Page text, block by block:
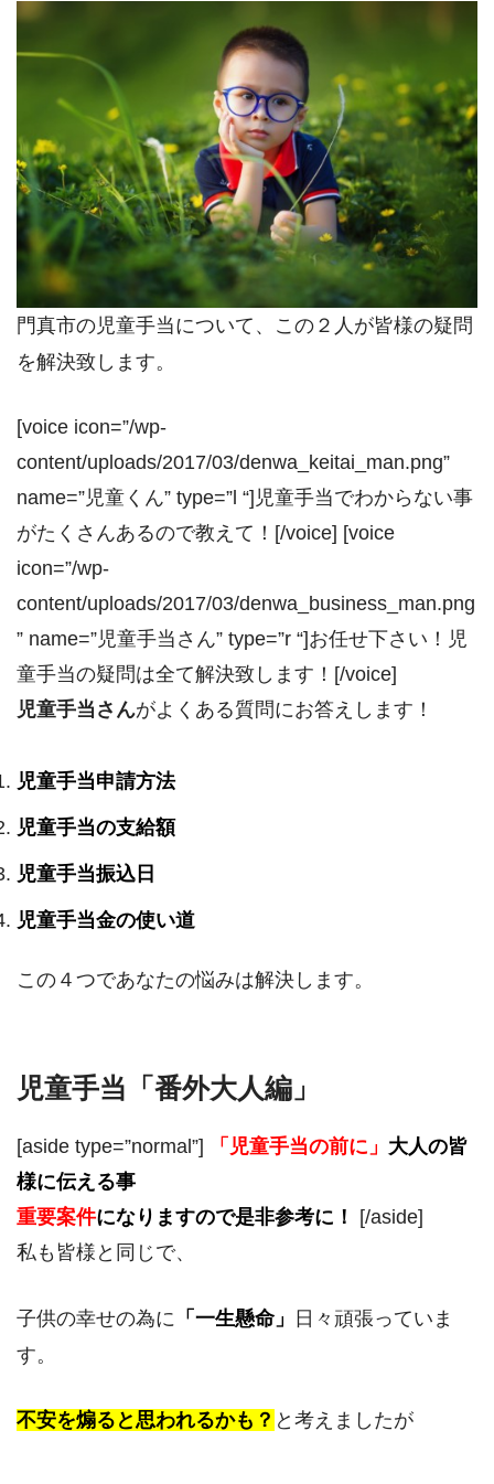
門真市の児童手当について、この２人が皆様の疑問
を解決致します。
[voice icon=”/wp-
content/uploads/2017/03/denwa_keitai_man.png”
name=”児童くん” type=”l “]児童手当でわからない事
がたくさんあるので教えて！[/voice] [voice
icon=”/wp-
content/uploads/2017/03/denwa_business_man.png
” name=”児童手当さん” type=”r “]お任せ下さい！児
童手当の疑問は全て解決致します！[/voice]
児童手当さんがよくある質問にお答えします！
児童手当申請方法
児童手当の支給額
児童手当振込日
児童手当金の使い道
この４つであなたの悩みは解決します。
児童手当「番外大人編」
[aside type=”normal”] 「児童手当の前に」 大人の皆
様に伝える事
重要案件になりますので是非参考に！
[/aside]
私も皆様と同じで、
子供の幸せの為に 「一生懸命」
日々頑張っていま
す。
不安を煽ると思われるかも？ と考えましたが